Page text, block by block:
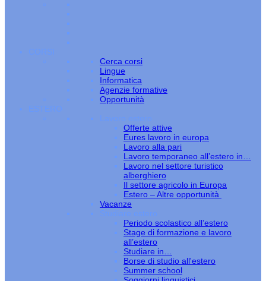
CORSI
Cerca corsi
Lingue
Informatica
Agenzie formative
Opportunità
ESTERO
Lavoro estero
Offerte attive
Eures lavoro in europa
Lavoro alla pari
Lavoro temporaneo all’estero in…
Lavoro nel settore turistico
alberghiero
Il settore agricolo in Europa
Estero – Altre opportunità
Vacanze
Studiare estero
Periodo scolastico all’estero
Stage di formazione e lavoro
all’estero
Studiare in…
Borse di studio all'estero
Summer school